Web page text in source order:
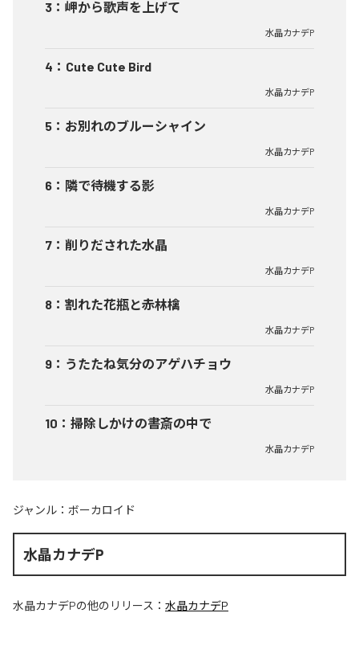
3 ： 岬から歌声を上げて
水晶カナデP
4 ： Cute Cute Bird
水晶カナデP
5 ： お別れのブルーシャイン
水晶カナデP
6 ： 隣で待機する影
水晶カナデP
7 ： 削りだされた水晶
水晶カナデP
8 ： 割れた花瓶と赤林檎
水晶カナデP
9 ： うたたね気分のアゲハチョウ
水晶カナデP
10 ： 掃除しかけの書斎の中で
水晶カナデP
ジャンル： ボーカロイド
水晶カナデP
水晶カナデPの他のリリース： 水晶カナデP